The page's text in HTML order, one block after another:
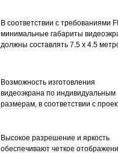
Возможность изготовления
видеоэкрана по индивидуальным
размерам, в соответствии с
В соответствии с требованиями
минимальные габариты
должны составлять 7.5 х 4.5
Высокое разрешение и яркость
обеспечивают четкое